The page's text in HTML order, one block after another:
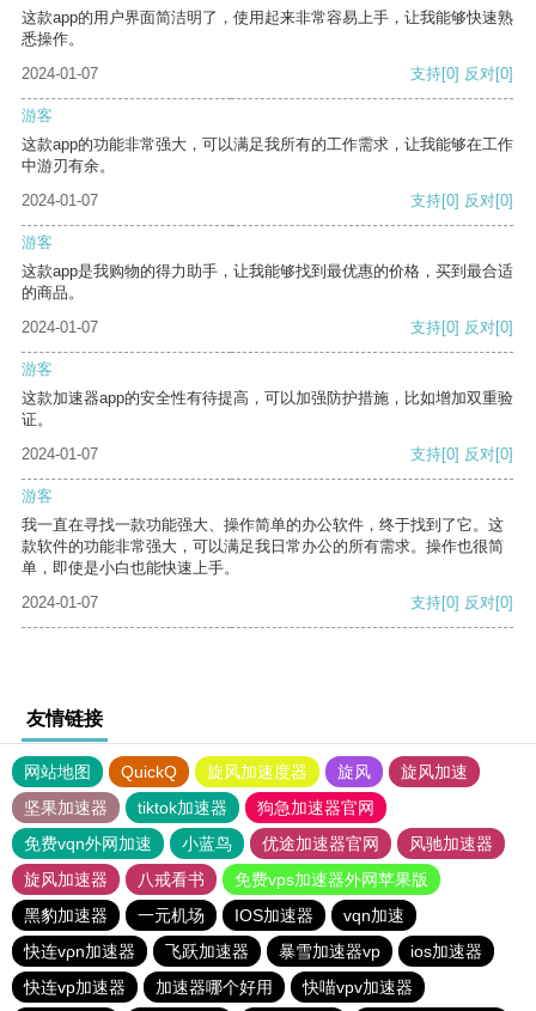
这款app的用户界面简洁明了，使用起来非常容易上手，让我能够快速熟
悉操作。
2024-01-07
支持[0] 反对[0]
游客
这款app的功能非常强大，可以满足我所有的工作需求，让我能够在工作
中游刃有余。
2024-01-07
支持[0] 反对[0]
游客
这款app是我购物的得力助手，让我能够找到最优惠的价格，买到最合适
的商品。
2024-01-07
支持[0] 反对[0]
游客
这款加速器app的安全性有待提高，可以加强防护措施，比如增加双重验
证。
2024-01-07
支持[0] 反对[0]
游客
我一直在寻找一款功能强大、操作简单的办公软件，终于找到了它。这
款软件的功能非常强大，可以满足我日常办公的所有需求。操作也很简
单，即使是小白也能快速上手。
2024-01-07
支持[0] 反对[0]
友情链接
网站地图 QuickQ 旋风加速度器 旋风
旋风加速
坚果加速器
tiktok加速器
狗急加速器官网
免费vqn外网加速
小蓝鸟 优途加速器官网
风驰加速器
旋风加速器
八戒看书
免费vps加速器外网苹果版
黑豹加速器
一元机场 IOS加速器
vqn加速
快连vρn加速器
飞跃加速器 暴雪加速器vp
ios加速器
快连vp加速器
加速器哪个好用 快喵vpv加速器